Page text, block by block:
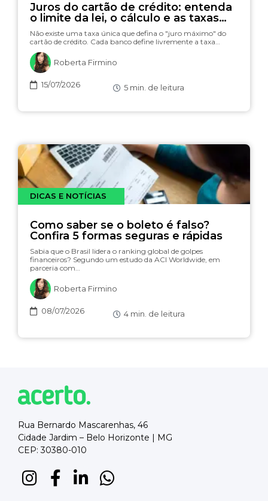
Juros do cartão de crédito: entenda
o limite da lei, o cálculo e as taxas
(com simulador)
Não existe uma taxa única que defina o "juro máximo" do
cartão de crédito. Cada banco define livremente a taxa…
Roberta Firmino
15/07/2026 5 min. de leitura
DICAS E NOTÍCIAS
Como saber se o boleto é falso?
Confira 5 formas seguras e rápidas
Sabia que o Brasil lidera o ranking global de golpes
financeiros? Segundo um estudo da ACI Worldwide, em
parceria com…
Roberta Firmino
08/07/2026 4 min. de leitura
Rua Bernardo Mascarenhas, 46
Cidade Jardim – Belo Horizonte | MG
CEP: 30380-010